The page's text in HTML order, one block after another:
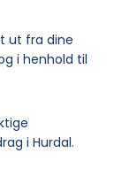
ut fra dine
i henhold til
i Hurdal.